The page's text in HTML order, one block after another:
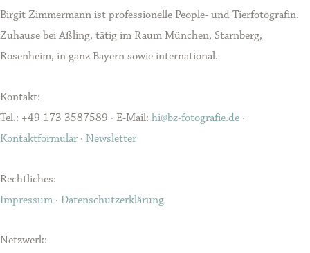
Birgit Zimmermann ist professionelle People- und Tierfotografin.
Zuhause bei Aßling, tätig im Raum München, Starnberg,
Rosenheim, in ganz Bayern sowie international.
Kontakt:
Tel.: +49 173 3587589 · E-Mail: hi@bz-fotografie.de ·
Kontaktformular · Newsletter
Rechtliches:
Impressum · Datenschutzerklärung
Netzwerk: